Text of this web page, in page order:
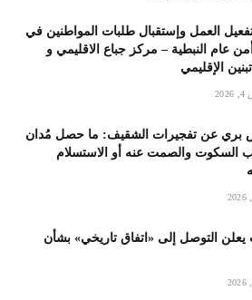
تفعيل العمل وإستقبال طلبات المواطنين في
عام النبطية – مركز جباع الاقليمي و
الإقليمي
بري عن تفجيرات الشقيف: ما حصل مُدان
السكوت والصمت عنه أو الاستسلام
يعلن التوصل إلى «اتفاق تاريخي» بشأن